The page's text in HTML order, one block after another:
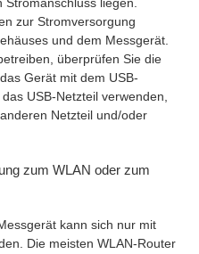
zur Stromversorgung
und dem Messgerät.
überprüfen Sie die
Gerät mit dem USB-
USB-Netzteil verwenden,
Netzteil und/oder
zum WLAN oder zum
kann sich nur mit
Die meisten WLAN-Router